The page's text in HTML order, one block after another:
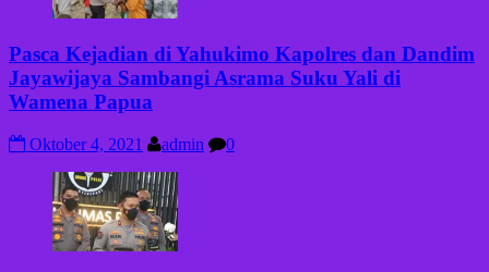
Pasca Kejadian di Yahukimo Kapolres dan Dandim
Jayawijaya Sambangi Asrama Suku Yali di
Wamena Papua
Oktober 4, 2021 admin 0